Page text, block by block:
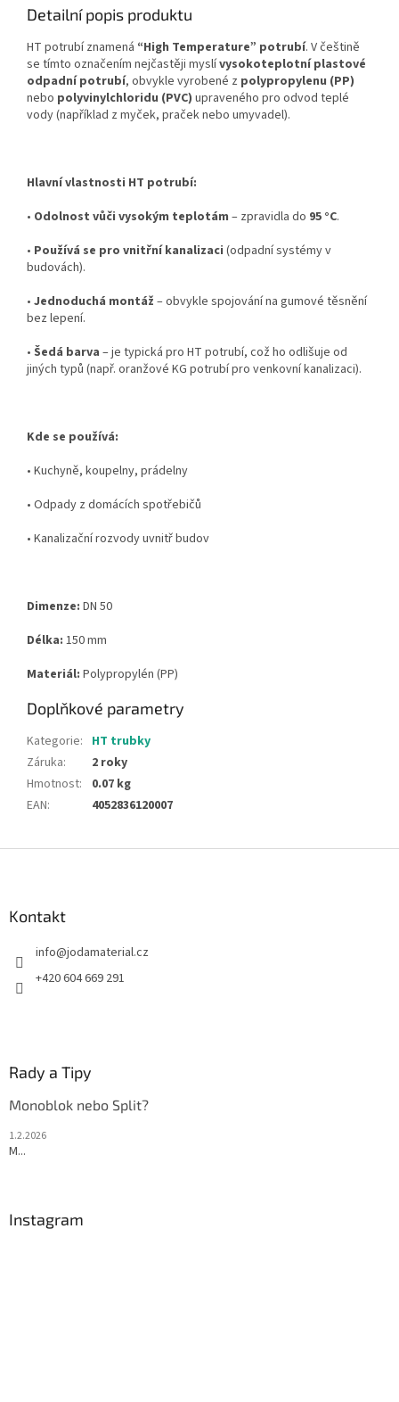
Detailní popis produktu
HT potrubí znamená “High Temperature” potrubí. V češtině
se tímto označením nejčastěji myslívysokoteplotní plastové
odpadní potrubí, obvykle vyrobené z polypropylenu (PP)
nebo polyvinylchloridu (PVC) upraveného pro odvod teplé
vody (například z myček, praček nebo umyvadel).
Hlavní vlastnosti HT potrubí:
• Odolnost vůči vysokým teplotám – zpravidla do 95 °C.
• Používá se pro vnitřní kanalizaci (odpadní systémy v
budovách).
• Jednoduchá montáž – obvykle spojování na gumové těsnění
bez lepení.
• Šedá barva – je typická pro HT potrubí, což ho odlišuje od
jiných typů (např. oranžové KG potrubí pro venkovní kanalizaci).
Kde se používá:
• Kuchyně, koupelny, prádelny
• Odpady z domácích spotřebičů
• Kanalizační rozvody uvnitř budov
Dimenze: DN 50
Délka: 150mm
Materiál: Polypropylén (PP)
Doplňkové parametry
Kategorie: HT trubky
Záruka:
2 roky
Hmotnost:
0.07 kg
EAN: 4052836120007
Kontakt
info@jodamaterial.cz
+420 604 669 291
Rady a Tipy
Monoblok nebo Split?
1.2.2026
M...
Instagram